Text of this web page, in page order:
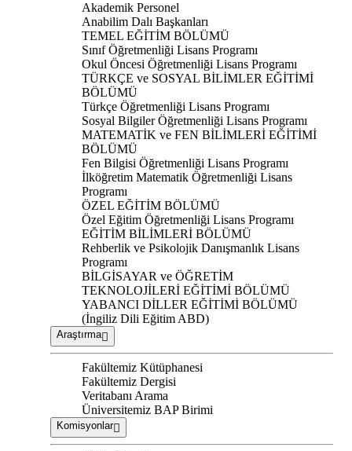
Akademik Personel
Anabilim Dalı Başkanları
TEMEL EĞİTİM BÖLÜMÜ
Sınıf Öğretmenliği Lisans Programı
Okul Öncesi Öğretmenliği Lisans Programı
TÜRKÇE ve SOSYAL BİLİMLER EĞİTİMİ
BÖLÜMÜ
Türkçe Öğretmenliği Lisans Programı
Sosyal Bilgiler Öğretmenliği Lisans Programı
MATEMATİK ve FEN BİLİMLERİ EĞİTİMİ
BÖLÜMÜ
Fen Bilgisi Öğretmenliği Lisans Programı
İlköğretim Matematik Öğretmenliği Lisans
Programı
ÖZEL EĞİTİM BÖLÜMÜ
Özel Eğitim Öğretmenliği Lisans Programı
EĞİTİM BİLİMLERİ BÖLÜMÜ
Rehberlik ve Psikolojik Danışmanlık Lisans
Programı
BİLGİSAYAR ve ÖĞRETİM
TEKNOLOJİLERİ EĞİTİMİ BÖLÜMÜ
YABANCI DİLLER EĞİTİMİ BÖLÜMÜ
(İngiliz Dili Eğitim ABD)
Araştırma
Fakültemiz Kütüphanesi
Fakültemiz Dergisi
Veritabanı Arama
Üniversitemiz BAP Birimi
Komisyonlar